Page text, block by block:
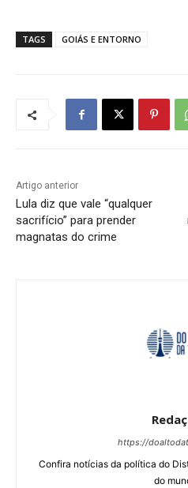
TAGS GOIÁS E ENTORNO
Artigo anterior
Lula diz que vale “qualquer
sacrifício” para prender
magnatas do crime
https://
Confira notícias da política do
do